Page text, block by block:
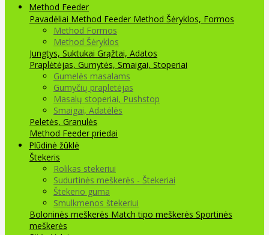
Method Feeder
Pavadėliai Method Feeder Method Šėryklos, Formos
Method Formos
Method Šėryklos
Jungtys, Suktukai Grąžtai, Adatos
Praplėtėjas, Gumytės, Smaigai, Stoperiai
Gumelės masalams
Gumyčių prapletėjas
Masalų stoperiai, Pushstop
Smaigai, Adatėlės
Peletės, Granulės
Method Feeder priedai
Plūdinė žūklė
Štekeris
Rolikas stekeriui
Sudurtinės meškerės - Štekeriai
Štekerio guma
Smulkmenos štekeriui
Boloninės meškerės Match tipo meškerės Sportinės
meškerės